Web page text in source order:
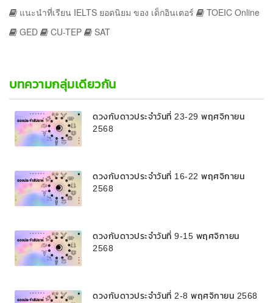
แนะนำที่เรียน IELTS ยอดนิยม ของ เด็กอินเตอร์
TOEIC Online
GED
CU-TEP SAT
บทความกลุ่มเดียวกัน
ดวงกับดาวประจำวันที่ 23-29 พฤศจิกายน
2568
ดวงกับดาวประจำวันที่ 16-22 พฤศจิกายน
2568
ดวงกับดาวประจำวันที่ 9-15 พฤศจิกายน
2568
ดวงกับดาวประจำวันที่ 2-8 พฤศจิกายน 2568